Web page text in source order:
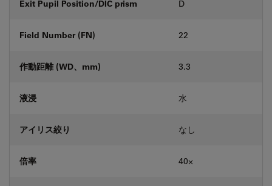
Exit Pupil Position/DIC prism D
Field Number (FN) 22
作動距離 (WD、mm) 3.3
液浸 水
アイリス絞り なし
倍率 40⨉